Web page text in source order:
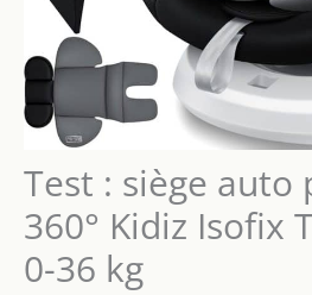
Test : siège auto
360° Kidiz Isofix
0-36 kg